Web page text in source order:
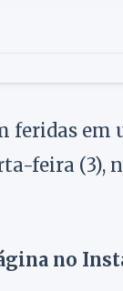
feridas
feira (3),
no